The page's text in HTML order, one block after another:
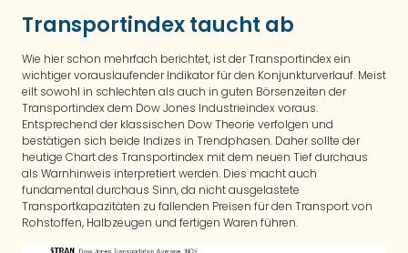
Transportindex taucht ab
Wie hier schon mehrfach berichtet, ist der Transportindex ein
wichtiger vorauslaufender Indikator für den Konjunkturverlauf. Meist
eilt sowohl in schlechten als auch in guten Börsenzeiten der
Transportindex dem Dow Jones Industrieindex voraus.
Entsprechend der klassischen Dow Theorie verfolgen und
bestätigen sich beide Indizes in Trendphasen. Daher sollte der
heutige Chart des Transportindex mit dem neuen Tief durchaus
als Warnhinweis interpretiert werden. Dies macht auch
fundamental durchaus Sinn, da nicht ausgelastete
Transportkapazitäten zu fallenden Preisen für den Transport von
Rohstoffen, Halbzeugen und fertigen Waren führen.